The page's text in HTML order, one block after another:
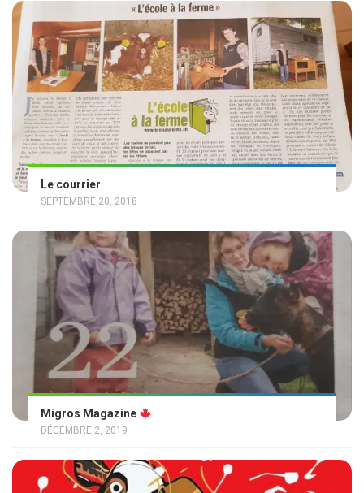
Le courrier
SEPTEMBRE 20, 2018
Migros Magazine
DÉCEMBRE 2, 2019